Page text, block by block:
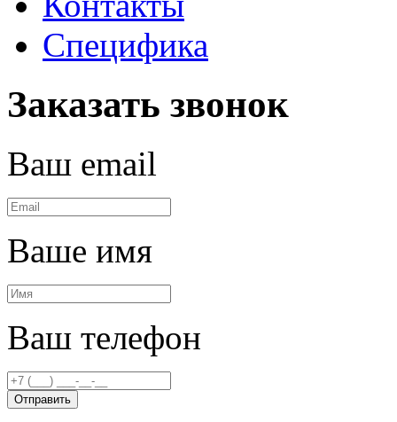
Специфика
Заказать звонок
Ваш email
Ваше имя
Ваш телефон
Отправить